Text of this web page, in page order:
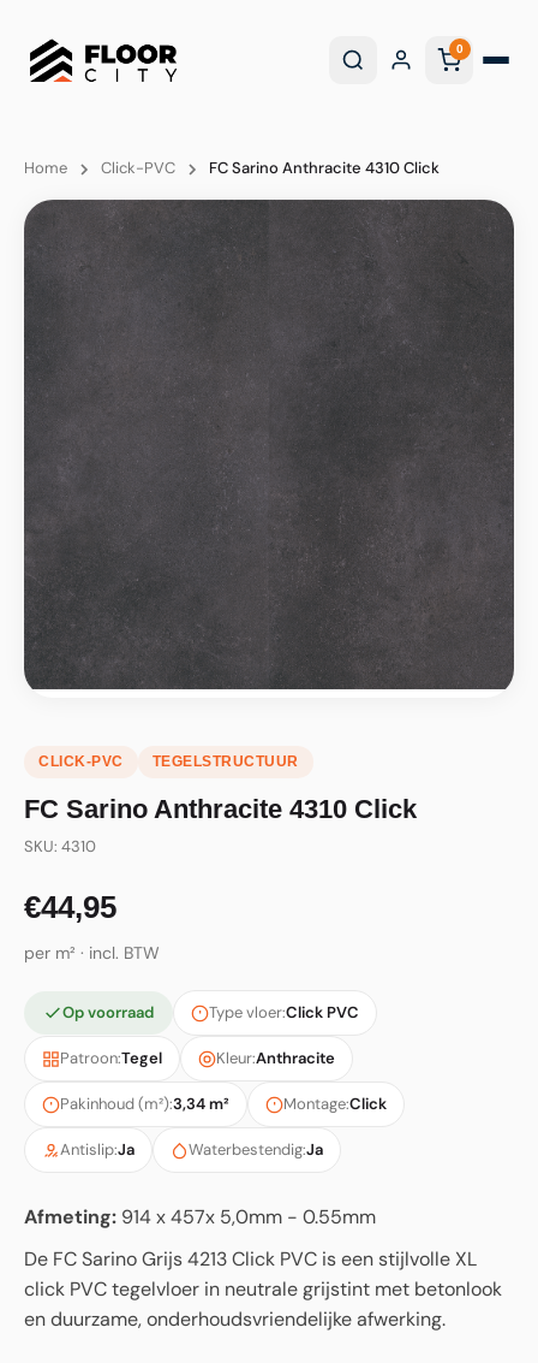
0
Home Click-PVC FC Sarino Anthracite 4310 Click
CLICK-PVC TEGELSTRUCTUUR
FC Sarino Anthracite 4310 Click
SKU: 4310
€44,95
per m² · incl. BTW
Op voorraad Type vloer:Click PVC
Patroon:Tegel Kleur:Anthracite
Pakinhoud (m²):3,34 m² Montage:Click
Antislip:Ja Waterbestendig:Ja
Afmeting: 914 x 457x 5,0mm - 0.55mm
De FC Sarino Grijs 4213 Click PVC is een stijlvolle XL
click PVC tegelvloer in neutrale grijstint met betonlook
en duurzame, onderhoudsvriendelijke afwerking.